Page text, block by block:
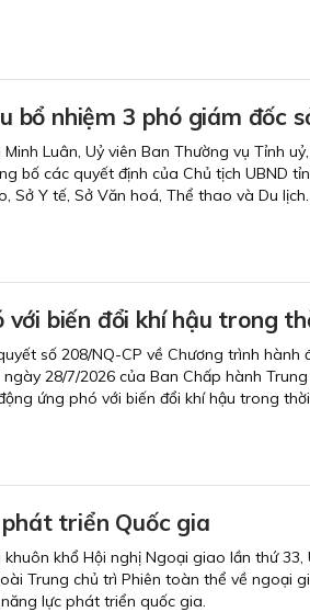
bổ nhiệm 3 phó giám đốc
Luân, Uỷ viên Ban Thường vụ Tỉnh
bố các quyết định của Chủ tịch UBND
Sở Y tế, Sở Văn hoá, Thể thao và Du lịch.
với biến đổi khí hậu trong
số 208/NQ-CP về Chương trình hành
28/7/2026 của Ban Chấp hành
ứng phó với biến đổi khí hậu trong
triển Quốc gia
khổ Hội nghị Ngoại giao lần thứ 33,
Trung chủ trì Phiên toàn thể về ngoại
lực phát triển quốc gia.